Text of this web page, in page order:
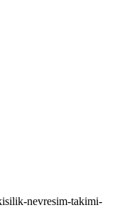
nevresim-takimi-